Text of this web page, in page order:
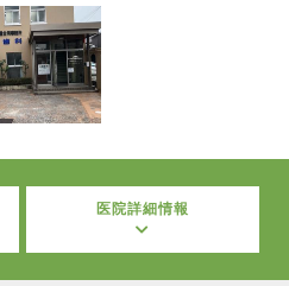
医院詳細情報